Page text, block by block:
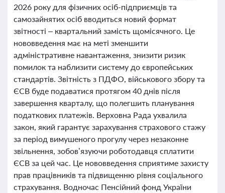
2026 року для фізичних осіб-підприємців та
самозайнятих осіб вводиться новий формат
звітності – квартальний замість щомісячного. Це
нововведення має на меті зменшити
адміністративне навантаження, знизити ризик
помилок та наблизити систему до європейських
стандартів. Звітність з ПДФО, військового збору та
ЄСВ буде подаватися протягом 40 днів після
завершення кварталу, що полегшить планування
податкових платежів. Верховна Рада ухвалила
закон, який гарантує зарахування страхового стажу
за період вимушеного прогулу через незаконне
звільнення, зобов’язуючи роботодавця сплатити
ЄСВ за цей час. Це нововведення сприятиме захисту
прав працівників та підвищенню рівня соціального
страхування. Водночас Пенсійний фонд України